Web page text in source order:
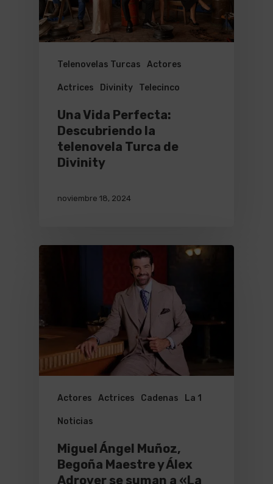
Telenovelas Turcas Actores
Actrices Divinity Telecinco
Una Vida Perfecta:
Descubriendo la
telenovela Turca de
Divinity
noviembre 18, 2024
Actores Actrices Cadenas La 1
Noticias
Miguel Ángel Muñoz,
Begoña Maestre y Álex
Adrover se suman a «La